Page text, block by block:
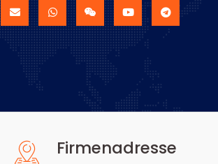
Firmenadresse